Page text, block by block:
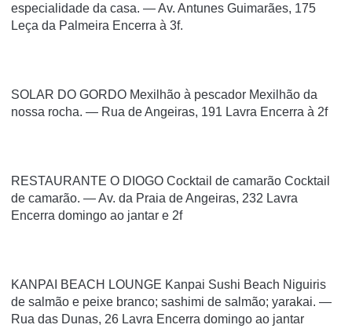
especialidade da casa. — Av. Antunes Guimarães, 175
Leça da Palmeira Encerra à 3f.
SOLAR DO GORDO Mexilhão à pescador Mexilhão da
nossa rocha. — Rua de Angeiras, 191 Lavra Encerra à 2f
RESTAURANTE O DIOGO Cocktail de camarão Cocktail
de camarão. — Av. da Praia de Angeiras, 232 Lavra
Encerra domingo ao jantar e 2f
KANPAI BEACH LOUNGE Kanpai Sushi Beach Niguiris
de salmão e peixe branco; sashimi de salmão; yarakai. —
Rua das Dunas, 26 Lavra Encerra domingo ao jantar